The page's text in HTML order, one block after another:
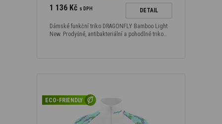
1 136 Kč s DPH DETAIL
Dámské funkční triko DRAGONFLY Bamboo Light
New. Prodyšné, antibakteriální a pohodlné triko…
ECO-FRIENDLY